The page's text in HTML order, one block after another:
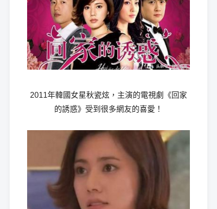
2011年韓國女星秋瓷炫，主演的電視劇《回家
的誘惑》受到很多網友的喜愛！